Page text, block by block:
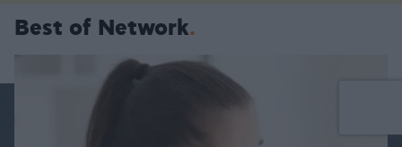
Best of Network